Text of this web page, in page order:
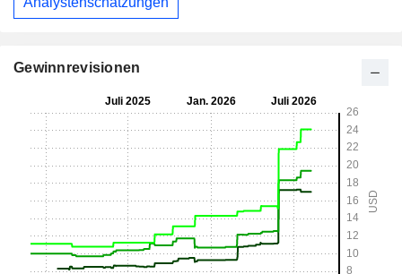
Gewinnrevisionen